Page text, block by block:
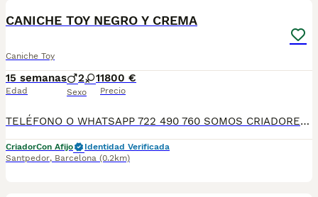
CANICHE TOY NEGRO Y CREMA
Caniche Toy
15 semanas
Edad
2 1
Sexo
1800 €
Precio
TELÉFONO O WHATSAPP 722 490 760 SOMOS CRIADORES DIRECTOS SIN INTERMEDIARIOS! MÁS DE 20 AÑOS EN EL SECTOR NOS AVALAN, VALORANDO TANTO LA CRIA RESPONSABLE COMO TAMBIÉN LA SELECCIÓN PARA MEJORAR LA RAZA DURANTE TODOS ESTOS AÑOS. NUESTROS CACHORROS SE ENTREGAN PREVIAMENTE REVISADOS POR NUESTRO VETERINARIO PROFESIONAL Y BAJO LOS MAS ESTRICTOS CONTROLES DE SALUD, HACEMOS HINCAPIÉ EN SU SOCIABILIZACIÓN PARA SU CORRECTO DESARROLLO NEUROLOGICO! Y OS ASESORAMOS ANTES DURANTE Y DESPUES DE LA ENTREGA PARA QUE TODO SEA LO MAS AFABLE Y FACIL POSIBLE DURANTE LA ADAPTACION! NUESTROS BEBES SE ENTREGAN A PARTIR DE LOS DOS MESES CON SUS VACUNAS AL DIA, DESPARASITADOS Y CON GARANTIAS DE SALUD, MICROCHIP Y CARTILLA DE VACUNACION! SI BUSCAS UN COMPAÑERO SANO Y EQUILIBRADO ESTE ES EL LUGAR, TE ASESORAREMOS DURANTE TODO EL PROCESO NO DUDES EN CONSULTAR POR NUESTROS PEQUES AL 722 490 760
CriadorCon Afijo
Identidad Verificada
Santpedor, Barcelona (0.2km)